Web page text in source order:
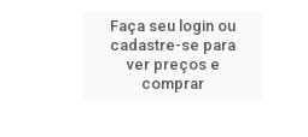
Faça seu login ou
cadastre-se para
ver preços e
comprar